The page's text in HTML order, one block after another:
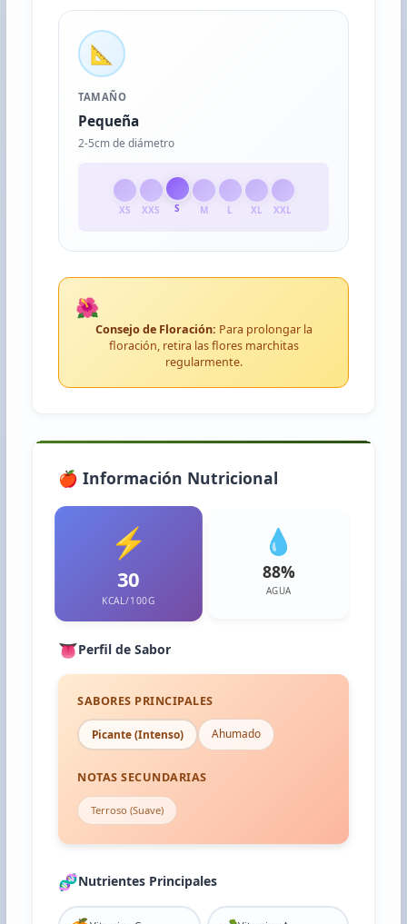
📐
TAMAÑO
Pequeña
2-5cm de diámetro
XS XXS S M L XL XXL
🌺
Consejo de Floración: Para prolongar la
floración, retira las flores marchitas
regularmente.
🍎 Información Nutricional
⚡
30
KCAL/100G
💧
88%
AGUA
👅Perfil de Sabor
SABORES PRINCIPALES
Picante (Intenso) Ahumado
NOTAS SECUNDARIAS
Terroso (Suave)
🧬Nutrientes Principales